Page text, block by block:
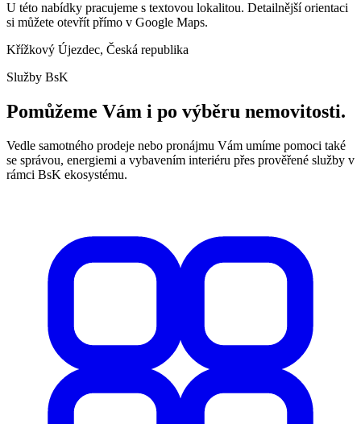
U této nabídky pracujeme s textovou lokalitou. Detailnější orientaci
si můžete otevřít přímo v Google Maps.
Křížkový Újezdec, Česká republika
Služby BsK
Pomůžeme Vám i po výběru nemovitosti.
Vedle samotného prodeje nebo pronájmu Vám umíme pomoci také
se správou, energiemi a vybavením interiéru přes prověřené služby v
rámci BsK ekosystému.